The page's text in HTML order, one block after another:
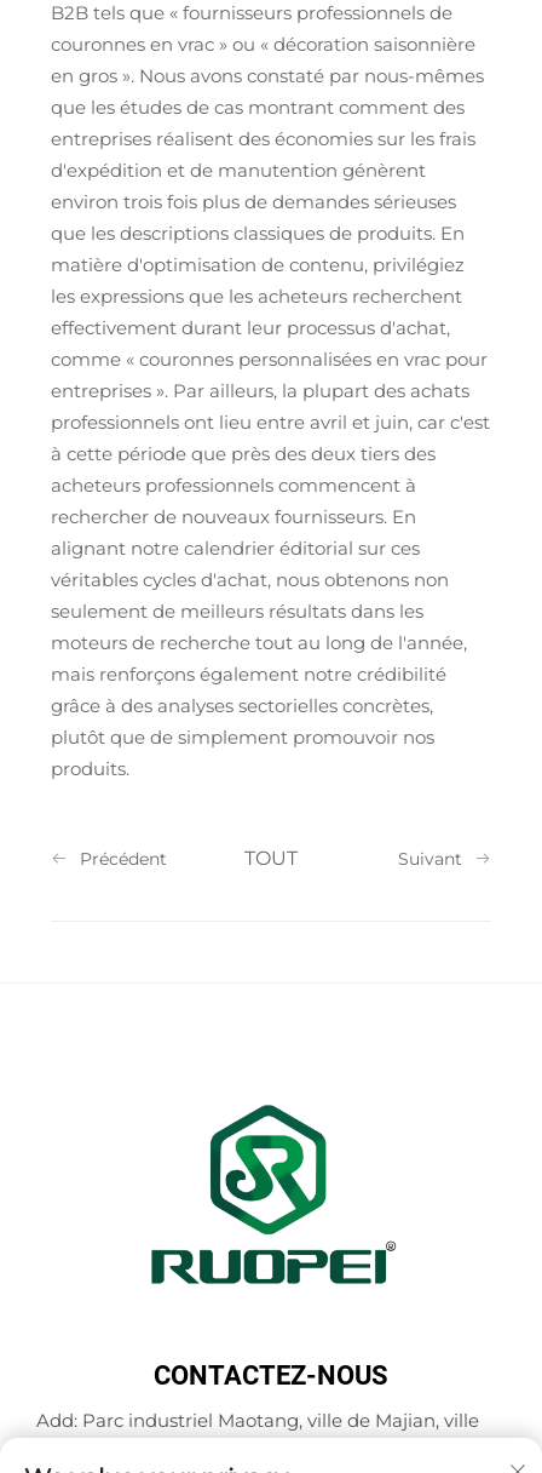
B2B tels que « fournisseurs professionnels de
couronnes en vrac » ou « décoration saisonnière
en gros ». Nous avons constaté par nous-mêmes
que les études de cas montrant comment des
entreprises réalisent des économies sur les frais
d'expédition et de manutention génèrent
environ trois fois plus de demandes sérieuses
que les descriptions classiques de produits. En
matière d'optimisation de contenu, privilégiez
les expressions que les acheteurs recherchent
effectivement durant leur processus d'achat,
comme « couronnes personnalisées en vrac pour
entreprises ». Par ailleurs, la plupart des achats
professionnels ont lieu entre avril et juin, car c'est
à cette période que près des deux tiers des
acheteurs professionnels commencent à
rechercher de nouveaux fournisseurs. En
alignant notre calendrier éditorial sur ces
véritables cycles d'achat, nous obtenons non
seulement de meilleurs résultats dans les
moteurs de recherche tout au long de l'année,
mais renforçons également notre crédibilité
grâce à des analyses sectorielles concrètes,
plutôt que de simplement promouvoir nos
produits.
Précédent TOUT Suivant
CONTACTEZ-NOUS
Add: Parc industriel Maotang, ville de Majian, ville